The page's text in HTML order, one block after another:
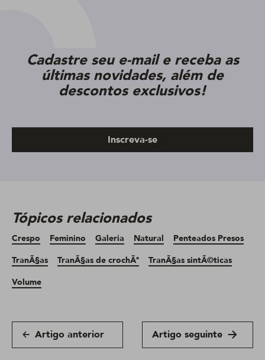
Cadastre seu e-mail e receba as
últimas novidades, além de
descontos exclusivos!
Inscreva-se
Tópicos relacionados
Crespo Feminino Galeria Natural
Penteados Presos
TranÃ§as
TranÃ§as de crochÃª
TranÃ§as sintÃ©ticas
Volume
Artigo anterior Artigo seguinte